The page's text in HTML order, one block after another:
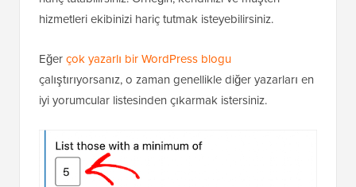
hizmetleri ekibinizi hariç tutmak isteyebilirsiniz.
Eğerçok yazarlı bir WordPress blogu
çalıştırıyorsanız, o zaman genellikle diğer yazarları en
iyi yorumcular listesinden çıkarmak istersiniz.